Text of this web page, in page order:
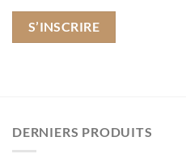
S’INSCRIRE
DERNIERS PRODUITS